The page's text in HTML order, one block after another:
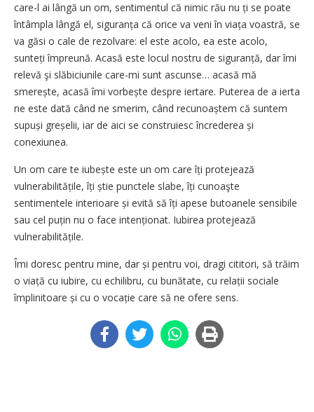
care-l ai lângă un om, sentimentul că nimic rău nu ți se poate
întâmpla lângă el, siguranța că orice va veni în viața voastră, se
va găsi o cale de rezolvare: el este acolo, ea este acolo,
sunteți împreună. Acasă este locul nostru de siguranță, dar îmi
relevă şi slăbiciunile care-mi sunt ascunse… acasă mă
smerește, acasă îmi vorbește despre iertare. Puterea de a ierta
ne este dată când ne smerim, când recunoaștem că suntem
supuși greșelii, iar de aici se construiesc încrederea și
conexiunea.
Un om care te iubește este un om care îți protejează
vulnerabilitățile, îți știe punctele slabe, îți cunoaşte
sentimentele interioare și evită să îți apese butoanele sensibile
sau cel puțin nu o face intenționat. Iubirea protejează
vulnerabilitățile.
Îmi doresc pentru mine, dar și pentru voi, dragi cititori, să trăim
o viață cu iubire, cu echilibru, cu bunătate, cu relații sociale
împlinitoare și cu o vocație care să ne ofere sens.